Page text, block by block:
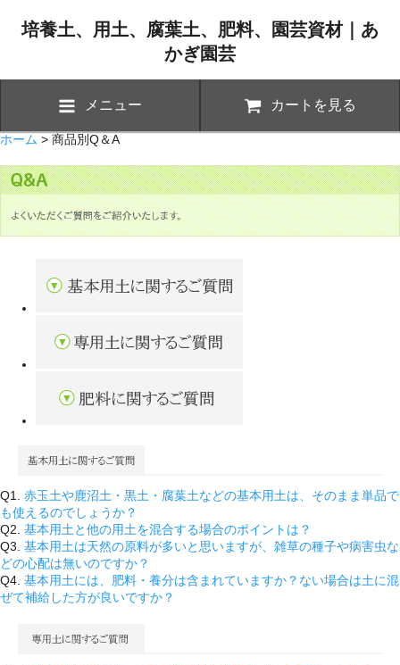
培養土、用土、腐葉土、肥料、園芸資材｜あ
かぎ園芸
メニュー カートを見る
ホーム > 商品別Q＆A
Q1. 赤玉土や鹿沼土・黒土・腐葉土などの基本用土は、そのまま単品で
も使えるのでしょうか？
Q2. 基本用土と他の用土を混合する場合のポイントは？
Q3. 基本用土は天然の原料が多いと思いますが、雑草の種子や病害虫な
どの心配は無いのですか？
Q4. 基本用土には、肥料・養分は含まれていますか？ない場合は土に混
ぜて補給した方が良いですか？